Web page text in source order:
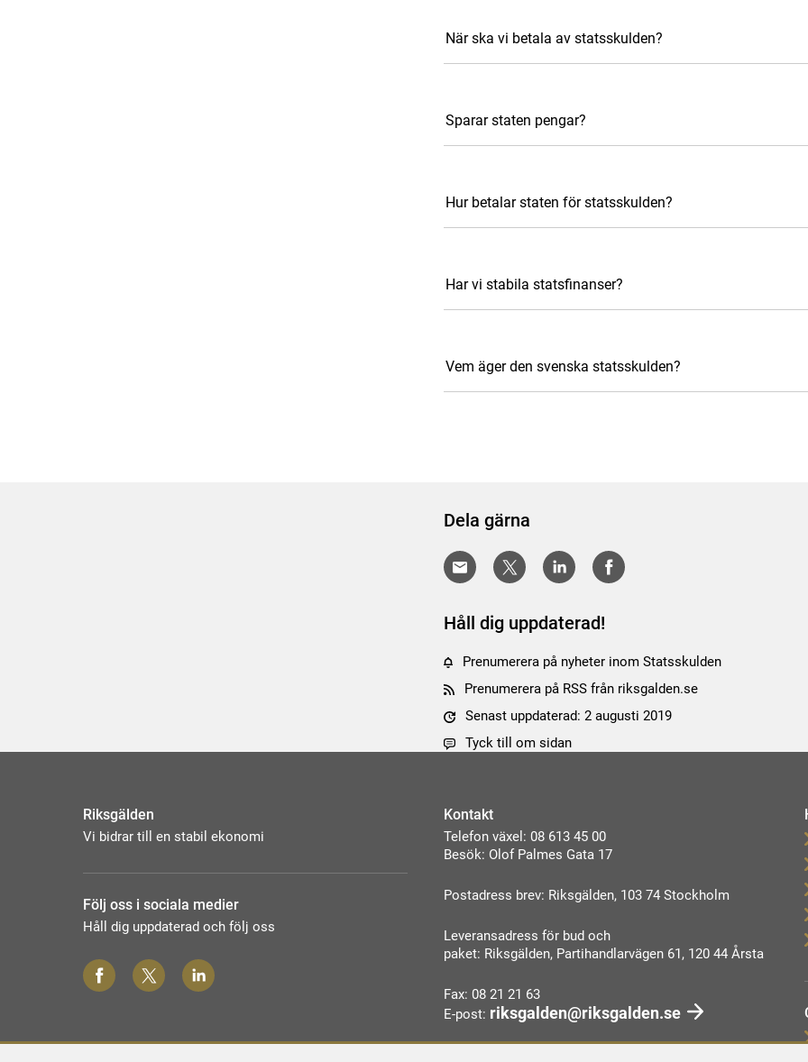
När ska vi betala av statsskulden?
Sparar staten pengar?
Hur betalar staten för statsskulden?
Har vi stabila statsfinanser?
Vem äger den svenska statsskulden?
Dela gärna
Håll dig uppdaterad!
Prenumerera på nyheter inom Statsskulden
Prenumerera på RSS från riksgalden.se
Senast uppdaterad: 2 augusti 2019
Tyck till om sidan
Riksgälden
Vi bidrar till en stabil ekonomi
Följ oss i sociala medier
Håll dig uppdaterad och följ oss
Kontakt
Telefon växel: 08 613 45 00
Besök: Olof Palmes Gata 17
Postadress brev: Riksgälden, 103 74 Stockholm
Leveransadress för bud och
paket: Riksgälden, Partihandlarvägen 61, 120 44 Årsta
Fax: 08 21 21 63
E-post: riksgalden@riksgalden.se